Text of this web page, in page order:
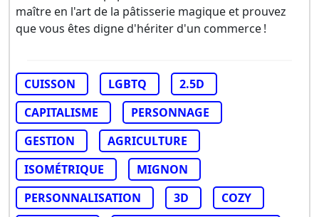
maître en l'art de la pâtisserie magique et prouvez
que vous êtes digne d'hériter d'un commerce !
CUISSON LGBTQ
2.5D
CAPITALISME
PERSONNAGE
GESTION
AGRICULTURE
ISOMÉTRIQUE
MIGNON
PERSONNALISATION
3D
COZY